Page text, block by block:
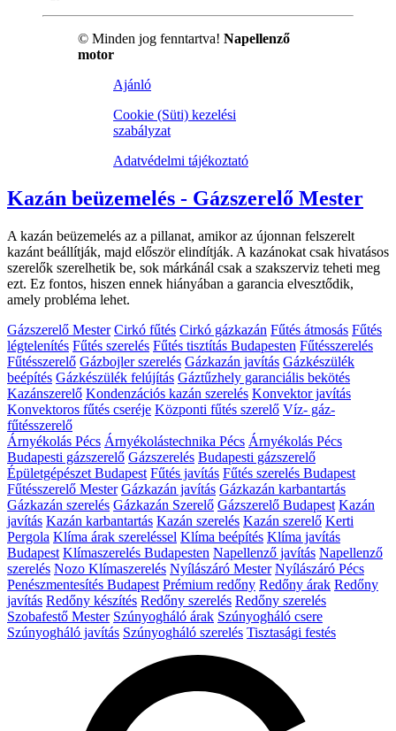
© Minden jog fenntartva! Napellenző
motor
Ajánló
Cookie (Süti) kezelési
szabályzat
Adatvédelmi tájékoztató
Kazán beüzemelés - Gázszerelő Mester
A kazán beüzemelés az a pillanat, amikor az újonnan felszerelt
kazánt beállítják, majd először elindítják. A kazánokat csak hivatásos
szerelők szerelhetik be, sok márkánál csak a szakszerviz teheti meg
ezt. Ez fontos, hiszen ennek hiányában a garancia elvesztődik,
amely probléma lehet.
Gázszerelő Mester Cirkó fűtés Cirkó gázkazán Fűtés átmosás Fűtés
légtelenítés Fűtés szerelés Fűtés tisztítás Budapesten Fűtésszerelés
Fűtésszerelő Gázbojler szerelés Gázkazán javítás Gázkészülék
beépítés Gázkészülék felújítás Gáztűzhely garanciális bekötés
Kazánszerelő Kondenzációs kazán szerelés Konvektor javítás
Konvektoros fűtés cseréje Központi fűtés szerelő Víz- gáz-
fűtésszerelő
Árnyékolás Pécs Árnyékolástechnika Pécs Árnyékolás Pécs
Budapesti gázszerelő Gázszerelés Budapesti gázszerelő
Épületgépészet Budapest Fűtés javítás Fűtés szerelés Budapest
Fűtésszerelő Mester Gázkazán javítás Gázkazán karbantartás
Gázkazán szerelés Gázkazán Szerelő Gázszerelő Budapest Kazán
javítás Kazán karbantartás Kazán szerelés Kazán szerelő Kerti
Pergola Klíma árak szereléssel Klíma beépítés Klíma javítás
Budapest Klímaszerelés Budapesten Napellenző javítás Napellenző
szerelés Nozo Klímaszerelés Nyílászáró Mester Nyílászáró Pécs
Penészmentesítés Budapest Prémium redőny Redőny árak Redőny
javítás Redőny készítés Redőny szerelés Redőny szerelés
Szobafestő Mester Szúnyogháló árak Szúnyogháló csere
Szúnyogháló javítás Szúnyogháló szerelés Tisztasági festés